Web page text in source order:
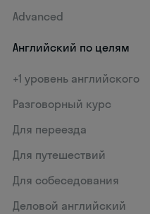
Advanced
Английский по целям
+1 уровень английского
Разговорный курс
Для переезда
Для путешествий
Для собеседования
Деловой английский